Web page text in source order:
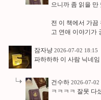
으니까 좀 읽을 만
전 이 책에서 가끔
고 연애 이야기가
잠자냥 2026-07-02 18:15
파하하하 이 사람 닉네
건수하 2026-07-02
ㅋㅋㅋㅋ 잘못 다